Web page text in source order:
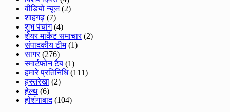
वीडियो न्यूज(2)
शाहगढ़ (7)
शुभ पंचांग(4)
शेयर मार्केट समाचार(2)
संपादकीय टीम(1)
सागर(276)
स्मार्टफोन टैब (1)
हमारे प्रतिनिधि(111)
हस्तरेखा (2)
हेल्थ (6)
होशंगाबाद(104)